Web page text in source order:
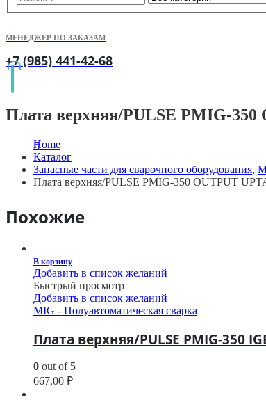
МЕНЕДЖЕР ПО ЗАКАЗАМ
+7 (985) 441-42-68
Плата верхняя/PULSE PMIG-
Home
Каталог
Запасные части для сварочного оборудования,
Плата верхняя/PULSE PMIG-350 OUTPUT
Похожие
В корзину
Добавить в список желаний
Быстрый просмотр
Добавить в список желаний
MIG - Полуавтоматическая сварка
Плата верхняя/PULSE PMIG-350
0 out of 5
667,00 ₽